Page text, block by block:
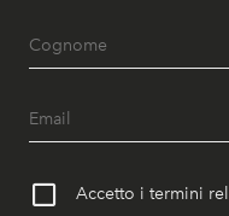
Accetto i termini